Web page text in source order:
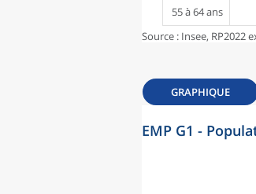
55 à 64 ans
Source : Insee, RP2022
GRAPHIQUE
EMP G1 -